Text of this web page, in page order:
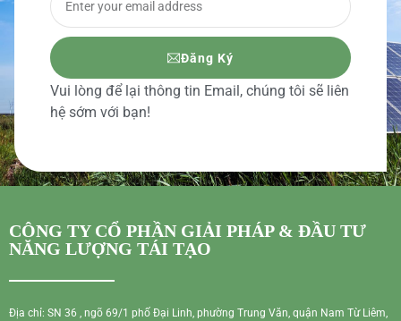
Đăng Ký
Vui lòng để lại thông tin Email, chúng tôi sẽ liên
hệ sớm với bạn!
CÔNG TY CỔ PHẦN GIẢI PHÁP & ĐẦU TƯ
NĂNG LƯỢNG TÁI TẠO
Địa chỉ: SN 36 , ngõ 69/1 phố Đại Linh, phường Trung Văn, quận Nam Từ Liêm,